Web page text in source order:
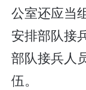
公室还应当
安排部队接
部队接兵人
伍。